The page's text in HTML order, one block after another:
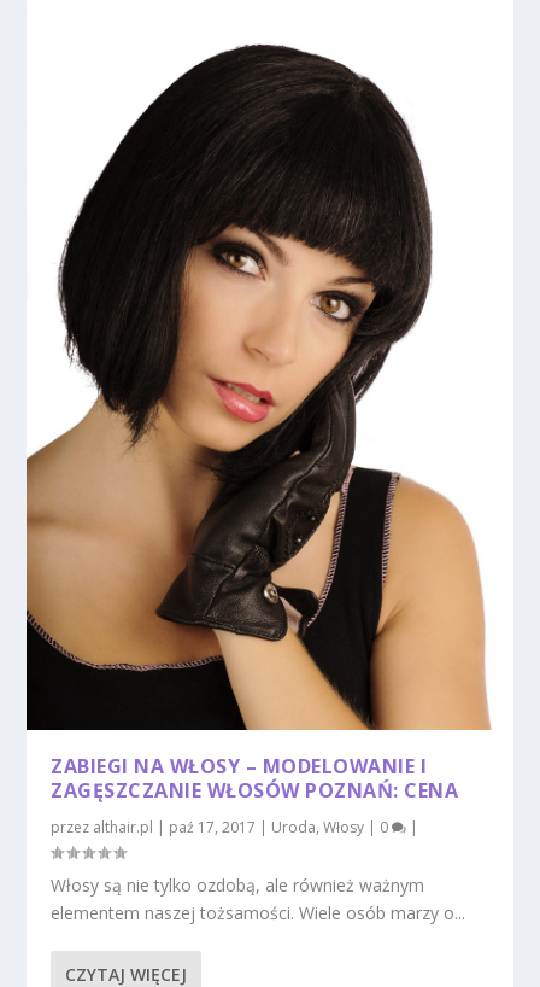
ZABIEGI NA WŁOSY – MODELOWANIE I
ZAGĘSZCZANIE WŁOSÓW POZNAŃ: CENA
przez althair.pl | paź 17, 2017 | Uroda,Włosy | 0 |
Włosy są nie tylko ozdobą, ale również ważnym
elementem naszej tożsamości. Wiele osób marzy o...
CZYTAJ WIĘCEJ